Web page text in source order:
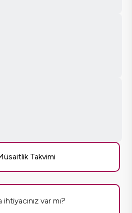
Takvimi
ihtiyacınız var mı?